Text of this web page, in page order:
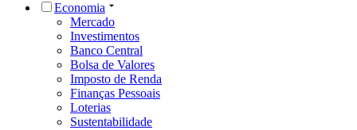
Economia
Mercado
Investimentos
Banco Central
Bolsa de Valores
Imposto de Renda
Finanças Pessoais
Loterias
Sustentabilidade